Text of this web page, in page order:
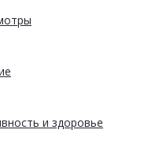
и здоровье